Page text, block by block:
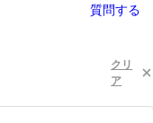
質問する
クリ
ア